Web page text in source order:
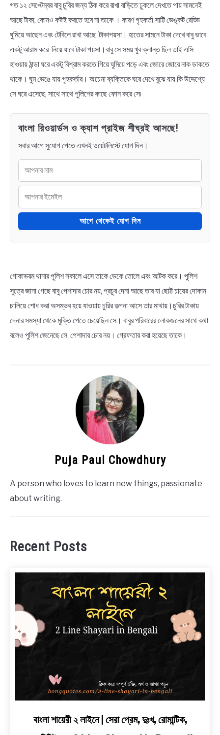
গত ১২ সেপ্টেম্বর বাবু চুরির জন্য ঠিক করে রাখা বাড়িতে ঢুকলে দেখতে পায় সামনেই
আছে টাকা, কোনও কষ্টই করতে হবে না তাকে । কারণ গৃহকর্তা সাট্টি ভেঙ্কট রেড্ডি
ঘুমিয়ে আছেন এবং টেবিলে রাখা আছে টাকাপয়সা। হাতের সামনে টাকা দেখে বাবু ভাবে
একটু আরাম করে নিয়ে যাবে টাকা পয়সা।বাবু সে সময় খুব ক্লান্ত ছিল তাই এসি
হাওয়ায় ঠান্ডা ঘরে একটু বিশ্রাম করতে গিয়ে ঘুমিয়ে পড়ে এবং জোরে জোরে নাক ডাকতে
থাকে। ঘুম ভেঙে যায় গৃহকর্তার। অচেনা ব্যক্তিকে ঘরে দেখে বুঝে যায় কি উদ্দেশ্যে
সে ঘরে এসেছে, সাথে সাথে পুলিশের কাছে ফোন করে সে৷
বাংলা রিওয়ার্ডস ও ক্যাশ প্রাইজ শীঘ্রই আসছে!
সবার আগে সুযোগ পেতে এখনই ওয়েটলিস্টে যোগ দিন।
আগে থেকেই যোগ দিন
গোকাভরম থানার পুলিশ সকালে এসে তাকে ডেকে তোলে এবং আটক করে। পুলিশ
সুত্রে জানা গেছে বাবু পেশাদার চোর নয়, প্রচুর দেনা আছে তার যা ছোট্ট চায়ের দোকান
চালিয়ে শোধ করা অসম্ভব হয়ে যাওয়ায় চুরির কল্পনা আসে তার মাথায়।চুরির টাকায়
দেনার সমস্যা থেকে মুক্তি পেতে চেয়েছিল সে। বাবুর পরিবারের লোকজনের সাথে কথা
বলেও পুলিশ জেনেছে সে পেশাদার চোর নয়। গ্রেফতার করা হয়েছে তাকে।
Puja Paul Chowdhury
A person who loves to learn new things, passionate
about writing.
Recent Posts
বাংলা শায়েরী ২ লাইনে | সেরা প্রেম, দুঃখ, রোমান্টিক,